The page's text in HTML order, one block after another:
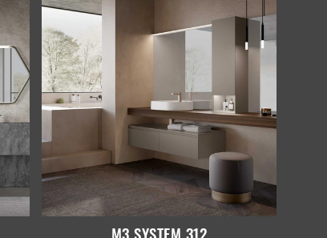
M3 SYSTEM 312